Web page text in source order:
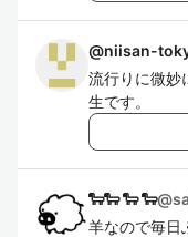
@niisan-
流行りに微妙
生です。
🐑🐑 🐑 🐑@
羊なので毎日